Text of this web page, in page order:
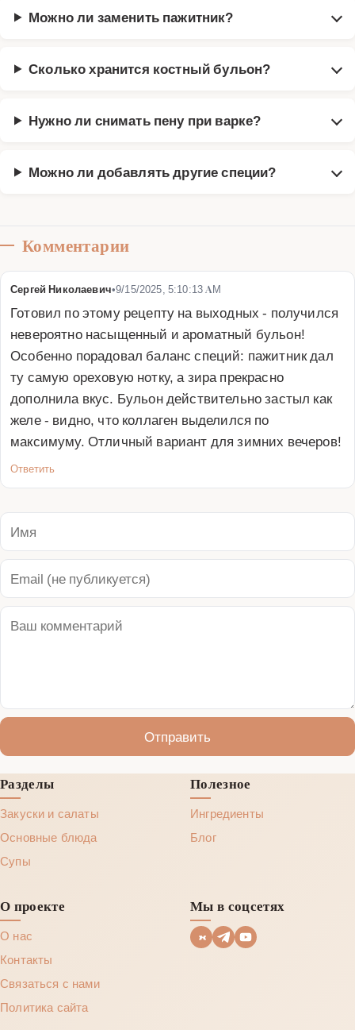
Можно ли заменить пажитник?
Сколько хранится костный бульон?
Нужно ли снимать пену при варке?
Можно ли добавлять другие специи?
Комментарии
Сергей Николаевич•9/15/2025, 5:10:13 AM
Готовил по этому рецепту на выходных - получился
невероятно насыщенный и ароматный бульон!
Особенно порадовал баланс специй: пажитник дал
ту самую ореховую нотку, а зира прекрасно
дополнила вкус. Бульон действительно застыл как
желе - видно, что коллаген выделился по
максимуму. Отличный вариант для зимних вечеров!
Ответить
Отправить
Разделы
Закуски и салаты
Основные блюда
Супы
Полезное
Ингредиенты
Блог
О проекте
О нас
Контакты
Связаться с нами
Политика сайта
Мы в соцсетях